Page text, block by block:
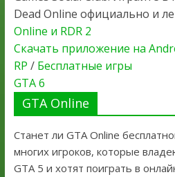
Dead Online официально и
Online и RDR 2
Скачать приложение на
RP / Бесплатные игры
GTA 6
GTA Online
Станет ли GTA Online
многих игроков, которые
GTA 5 и хотят поиграть в